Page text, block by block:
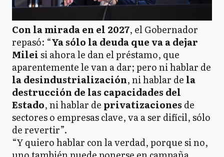
Con la mirada en el 2027, el Gobernador
repasó: “Ya sólo la deuda que va a dejar
Mileisi ahora le dan el préstamo, que
aparentemente le van a dar; pero ni hablar de
la desindustrialización, ni hablar de la
destrucción de las capacidades del
Estado, ni hablar de privatizaciones de
sectores o empresas clave, va a ser difícil, sólo
de revertir”.
“Y quiero hablar con la verdad, porque si no,